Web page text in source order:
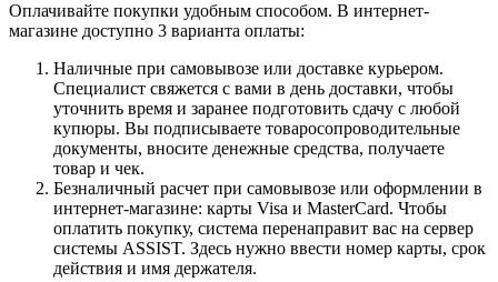
Оплачивайте покупки удобным способом. В интернет-
магазине доступно 3 варианта оплаты:
Наличные при самовывозе или доставке курьером.
Специалист свяжется с вами в день доставки, чтобы
уточнить время и заранее подготовить сдачу с любой
купюры. Вы подписываете товаросопроводительные
документы, вносите денежные средства, получаете
товар и чек.
Безналичный расчет при самовывозе или оформлении в
интернет-магазине: карты Visa и MasterCard. Чтобы
оплатить покупку, система перенаправит вас на сервер
системы ASSIST. Здесь нужно ввести номер карты, срок
действия и имя держателя.